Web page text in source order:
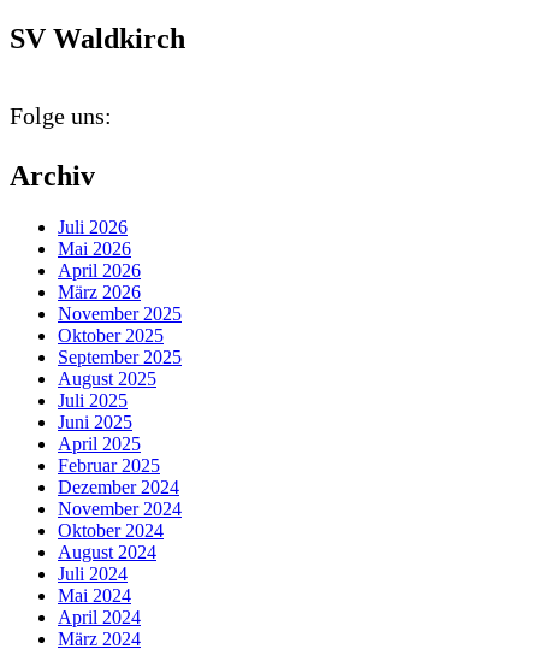
SV Waldkirch
Folge uns:
Archiv
Juli 2026
Mai 2026
April 2026
März 2026
November 2025
Oktober 2025
September 2025
August 2025
Juli 2025
Juni 2025
April 2025
Februar 2025
Dezember 2024
November 2024
Oktober 2024
August 2024
Juli 2024
Mai 2024
April 2024
März 2024